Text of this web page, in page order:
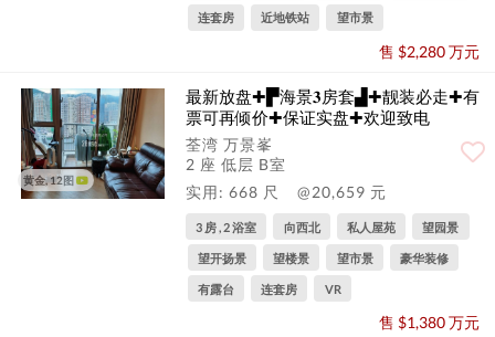
连套房 近地铁站 望市景
售 $2,280 万元
黄金, 12图
最新放盘✚▛海景𝟑房套▟✚靓装必走✚有
票可再倾价✚保证实盘✚欢迎致电
荃湾 万景峯
2 座 低层 B室
实用: 668 尺
@20,659 元
3 房 , 2 浴室 向西北 私人屋苑 望园景
望开扬景 望楼景 望市景 豪华装修
有露台 连套房 VR
售 $1,380 万元